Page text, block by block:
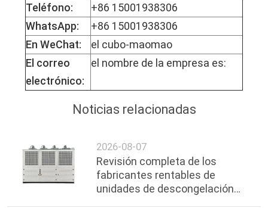
Teléfono:
+86 15001938306
WhatsApp:
+86 15001938306
En WeChat:
el cubo-maomao
El correo
electrónico:
el nombre de la empresa es:
Noticias relacionadas
2026-08-07
Revisión completa de los
fabricantes rentables de
unidades de descongelación